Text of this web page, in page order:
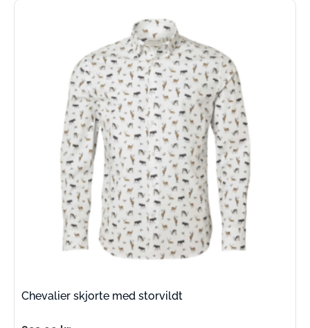
Chevalier skjorte med storvildt